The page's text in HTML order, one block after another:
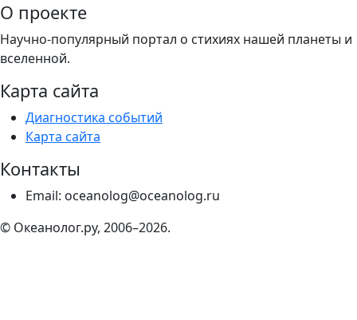
О проекте
Научно-популярный портал о стихиях нашей планеты и
вселенной.
Карта сайта
Диагностика событий
Карта сайта
Контакты
Email: oceanolog@oceanolog.ru
© Океанолог.ру, 2006–2026.